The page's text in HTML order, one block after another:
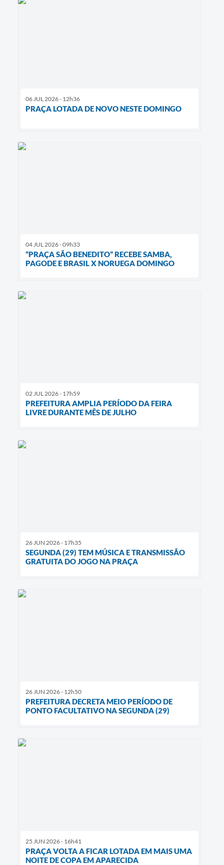
06 JUL 2026 - 12h36
PRAÇA LOTADA DE NOVO NESTE DOMINGO
04 JUL 2026 - 09h33
“PRAÇA SÃO BENEDITO” RECEBE SAMBA,
PAGODE E BRASIL X NORUEGA DOMINGO
02 JUL 2026 - 17h59
PREFEITURA AMPLIA PERÍODO DA FEIRA
LIVRE DURANTE MÊS DE JULHO
26 JUN 2026 - 17h35
SEGUNDA (29) TEM MÚSICA E TRANSMISSÃO
GRATUITA DO JOGO NA PRAÇA
26 JUN 2026 - 12h50
PREFEITURA DECRETA MEIO PERÍODO DE
PONTO FACULTATIVO NA SEGUNDA (29)
25 JUN 2026 - 16h41
PRAÇA VOLTA A FICAR LOTADA EM MAIS UMA
NOITE DE COPA EM APARECIDA